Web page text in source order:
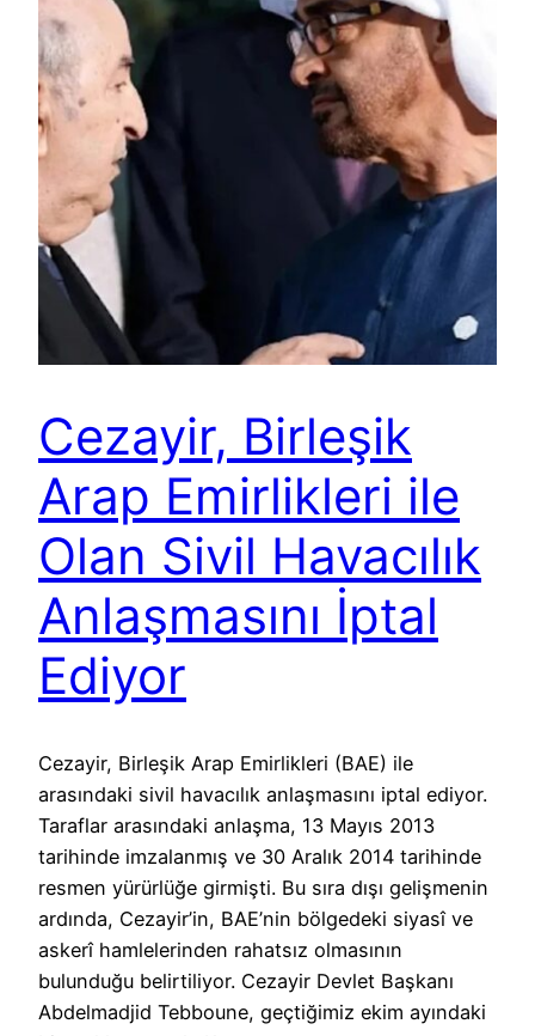
Cezayir, Birleşik
Arap Emirlikleri ile
Olan Sivil Havacılık
Anlaşmasını İptal
Ediyor
Cezayir, Birleşik Arap Emirlikleri (BAE) ile
arasındaki sivil havacılık anlaşmasını iptal ediyor.
Taraflar arasındaki anlaşma, 13 Mayıs 2013
tarihinde imzalanmış ve 30 Aralık 2014 tarihinde
resmen yürürlüğe girmişti. Bu sıra dışı gelişmenin
ardında, Cezayir’in, BAE’nin bölgedeki siyasî ve
askerî hamlelerinden rahatsız olmasının
bulunduğu belirtiliyor. Cezayir Devlet Başkanı
Abdelmadjid Tebboune, geçtiğimiz ekim ayındaki